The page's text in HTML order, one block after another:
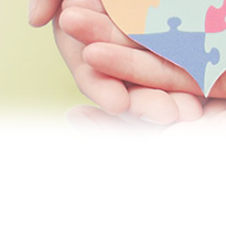
장애학생 지원 기